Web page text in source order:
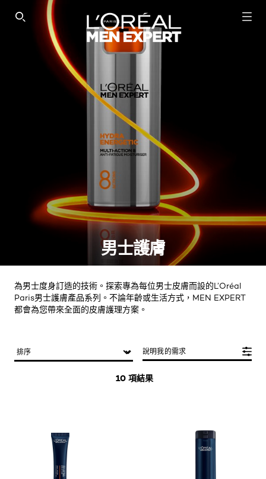
SEARCH THIS SITE
男士護膚
為男士度身訂造的技術。探索專為每位男士皮膚而設的L’Oréal
Paris男士護膚產品系列。不論年齡或生活方式，MEN EXPERT
都會為您帶來全面的皮膚護理方案。
10 項結果
說明我的需求